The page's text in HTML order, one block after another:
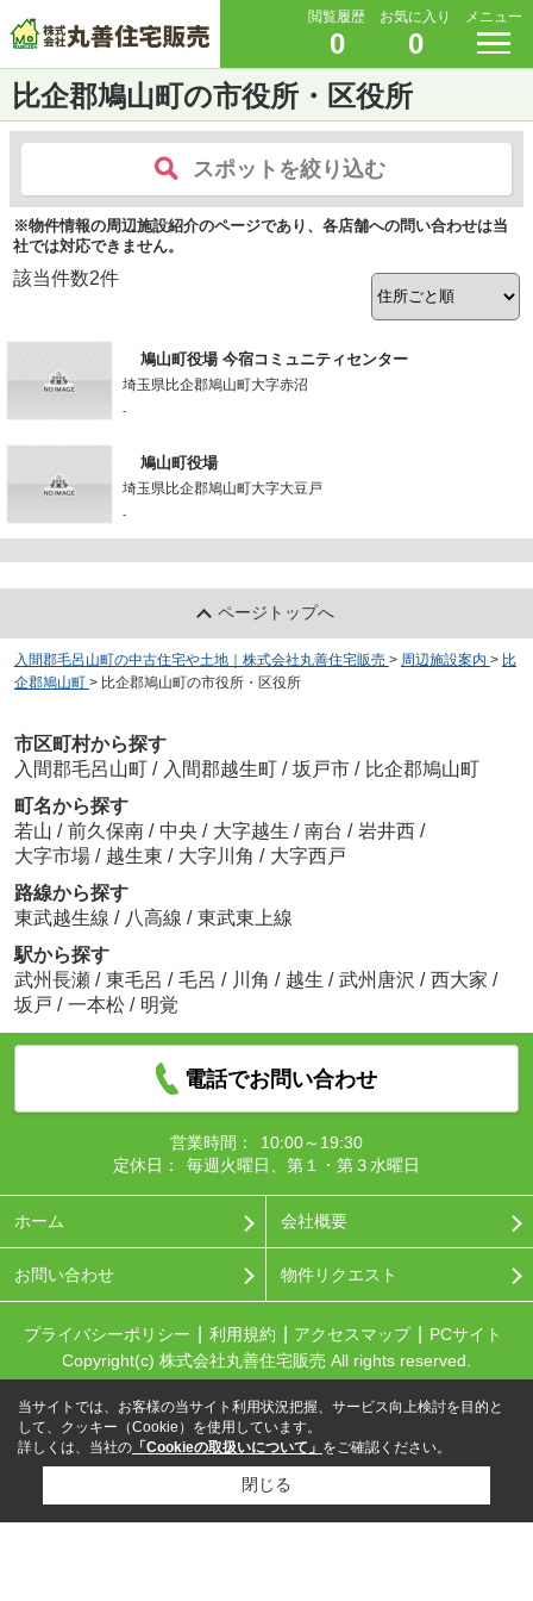
閲覧履歴
0
お気に入り
0
メニュー
比企郡鳩山町の市役所・区役所
スポットを絞り込む
※物件情報の周辺施設紹介のページであり、各店舗への問い合わせは当
社では対応できません。
該当件数2件
鳩山町役場 今宿コミュニティセンター
埼玉県比企郡鳩山町大字赤沼
-
鳩山町役場
埼玉県比企郡鳩山町大字大豆戸
-
ページトップへ
入間郡毛呂山町の中古住宅や土地｜株式会社丸善住宅販売 > 周辺施設案内 > 比
企郡鳩山町 > 比企郡鳩山町の市役所・区役所
市区町村から探す
入間郡毛呂山町 / 入間郡越生町 / 坂戸市 / 比企郡鳩山町
町名から探す
若山 / 前久保南 / 中央 / 大字越生 / 南台 / 岩井西 /
大字市場 / 越生東 / 大字川角 / 大字西戸
路線から探す
東武越生線 / 八高線 / 東武東上線
駅から探す
武州長瀬 / 東毛呂 / 毛呂 / 川角 / 越生 / 武州唐沢 / 西大家 /
坂戸 / 一本松 / 明覚
電話でお問い合わせ
営業時間：
10:00～19:30
定休日：
毎週火曜日、第１・第３水曜日
ホーム 会社概要
お問い合わせ 物件リクエスト
プライバシーポリシー 利用規約 アクセスマップ
PCサイト
Copyright(c) 株式会社丸善住宅販売 All rights reserved.
当サイトでは、お客様の当サイト利用状況把握、サービス向上検討を目的と
して、クッキー（Cookie）を使用しています。
詳しくは、当社の 「Cookieの取扱いについて」 をご確認ください。
閉じる